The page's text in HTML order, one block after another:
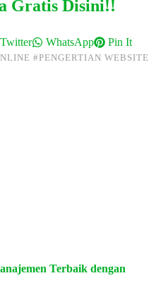
Gratis Disini!!
Twitter WhatsApp Pin It
#PENGERTIAN WEBSITE
Terbaik dengan